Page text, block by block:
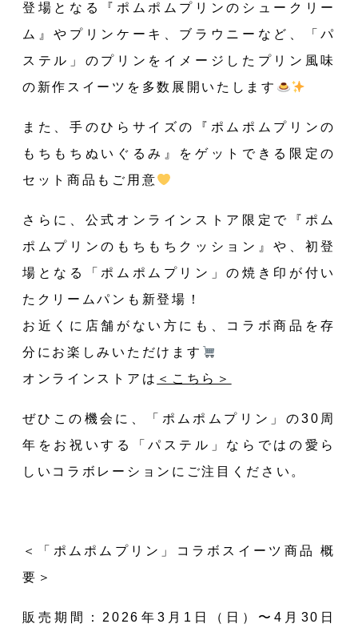
登場となる『ポムポムプリンのシュークリー
ム』やプリンケーキ、ブラウニーなど、「パ
ステル」のプリンをイメージしたプリン風味
の新作スイーツを多数展開いたします
また、手のひらサイズの『ポムポムプリンの
もちもちぬいぐるみ』をゲットできる限定の
セット商品もご用意
さらに、公式オンラインストア限定で『ポム
ポムプリンのもちもちクッション』や、初登
場となる「ポムポムプリン」の焼き印が付い
たクリームパンも新登場！
お近くに店舗がない方にも、コラボ商品を存
分にお楽しみいただけます
オンラインストアは ＜こちら＞
ぜひこの機会に、「ポムポムプリン」の30周
年をお祝いする「パステル」ならではの愛ら
しいコラボレーションにご注目ください。
＜「ポムポムプリン」コラボスイーツ商品 概
要＞
販売期間：2026年3月1⽇（日）〜4月30日